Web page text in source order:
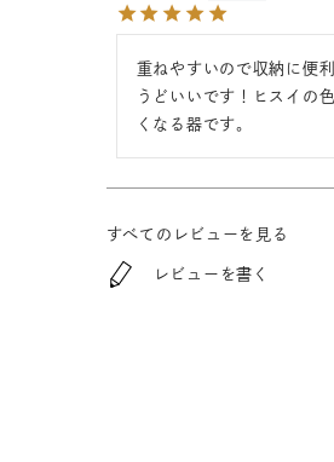
重ねやすいので収納に便
うどいいです！ヒスイの
くなる器です。
すべてのレビューを見る
レビューを書く